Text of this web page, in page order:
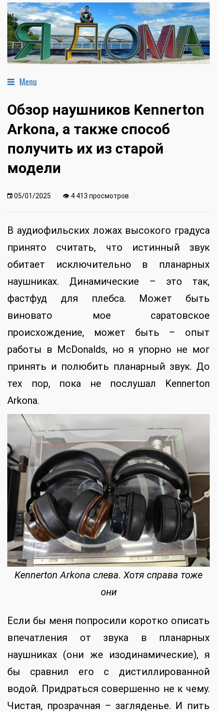
Menu
Обзор наушников Kennerton
Arkona, а также способ
получить их из старой
модели
05/01/2025 👁 4 413 просмотров
В аудиофильских ложах высокого градуса
принято считать, что истинный звук
обитает исключительно в планарных
наушниках. Динамические – это так,
фастфуд для плебса. Может быть
виновато мое саратовское
происхождение, может быть – опыт
работы в McDonalds, но я упорно не мог
принять и полюбить планарный звук. До
тех пор, пока не послушал Kennerton
Arkona.
Kennerton Arkona слева. Хотя справа тоже
они
Если бы меня попросили коротко описать
впечатления от звука в планарных
наушниках (они же изодинамические), я
бы сравнил его с дистиллированной
водой. Придраться совершенно не к чему.
Чистая, прозрачная – загляденье. И пить